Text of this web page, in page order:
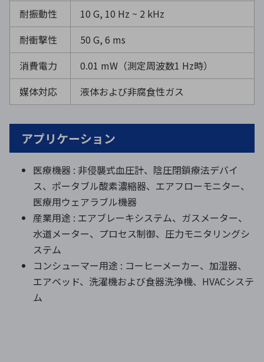
耐振動性
10 G, 10 Hz ~ 2 kHz
耐衝撃性
50 G, 6 ms
消費電力
0.01 mW（測定周波数1 Hz時）
媒体対応
液体および非腐食性ガス
アプリケーション
医療機器 : 非侵襲式血圧計、陰圧閉鎖療法デバイ
ス、ポータブル酸素濃縮器、エアフローモニター、
医療用ウェアラブル機器
産業用途 : エアブレーキシステム、ガスメーター、
水道メーター、プロセス制御、圧力モニタリングシ
ステム
コンシューマー用途 : コーヒーメーカー、加湿器、
エアベッド、洗濯機および食器洗浄機、HVACシステ
ム